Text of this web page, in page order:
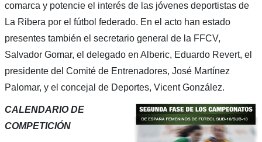
comarca y potencie el interés de las jóvenes deportistas de
La Ribera por el fútbol federado. En el acto han estado
presentes también el secretario general de la FFCV,
Salvador Gomar, el delegado en Alberic, Eduardo Revert, el
presidente del Comité de Entrenadores, José Martínez
Palomar, y el concejal de Deportes, Vicent González.
CALENDARIO DE
COMPETICIÓN